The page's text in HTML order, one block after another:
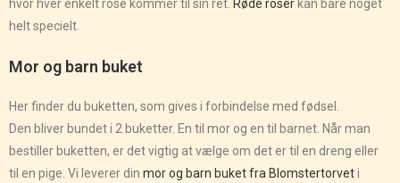
hvor hver enkelt rose kommer til sin ret. Røde roserkan bare noget
helt specielt.
Mor og barn buket
Her finder du buketten, som gives i forbindelse med fødsel.
Den bliver bundet i 2 buketter. En til mor og en til barnet. Når man
bestiller buketten, er det vigtig at vælge om det er til en dreng eller
til en pige. Vi leverer din mor og barn buket fra Blomstertorveti